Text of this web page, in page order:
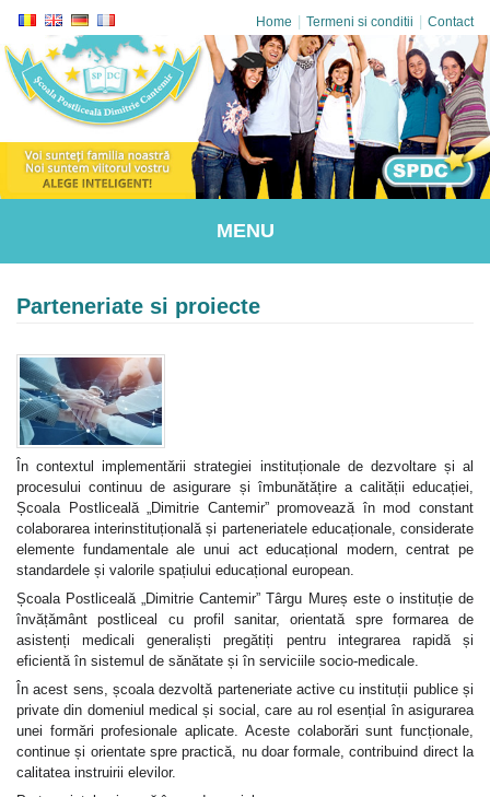
Home Termeni si conditii Contact
MENU
Parteneriate si proiecte
În contextul implementării strategiei instituționale de dezvoltare și al
procesului continuu de asigurare și îmbunătățire a calității educației,
Școala Postliceală „Dimitrie Cantemir” promovează în mod constant
colaborarea interinstituțională și parteneriatele educaționale, considerate
elemente fundamentale ale unui act educațional modern, centrat pe
standardele și valorile spațiului educațional european.
Școala Postliceală „Dimitrie Cantemir” Târgu Mureș este o instituție de
învățământ postliceal cu profil sanitar, orientată spre formarea de
asistenți medicali generaliști pregătiți pentru integrarea rapidă și
eficientă în sistemul de sănătate și în serviciile socio-medicale.
În acest sens, școala dezvoltă parteneriate active cu instituții publice și
private din domeniul medical și social, care au rol esențial în asigurarea
unei formări profesionale aplicate. Aceste colaborări sunt funcționale,
continue și orientate spre practică, nu doar formale, contribuind direct la
calitatea instruirii elevilor.